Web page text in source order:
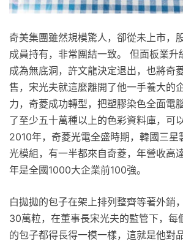
奇美集團雖然規模驚人，卻從未上市，
成員持有，非常團結一致。 但面板業升
成為無底洞，許文龍決定退出，也將奇
售，宋光夫就這麼離開了他一手養大的
力，奇菱成功轉型，把塑膠染色全面電
了至少五十萬種以上的色彩資料庫，可
2010年，奇菱光電全盛時期，韓國三星
光模組，有一半都來自奇菱，年營收高
年是全國1000大企業前100強。
白拋拋的包子在架上排列整齊等著外銷
30萬粒，在董事長宋光夫的監管下，每
的包子都得長得一模一樣，這就是他對